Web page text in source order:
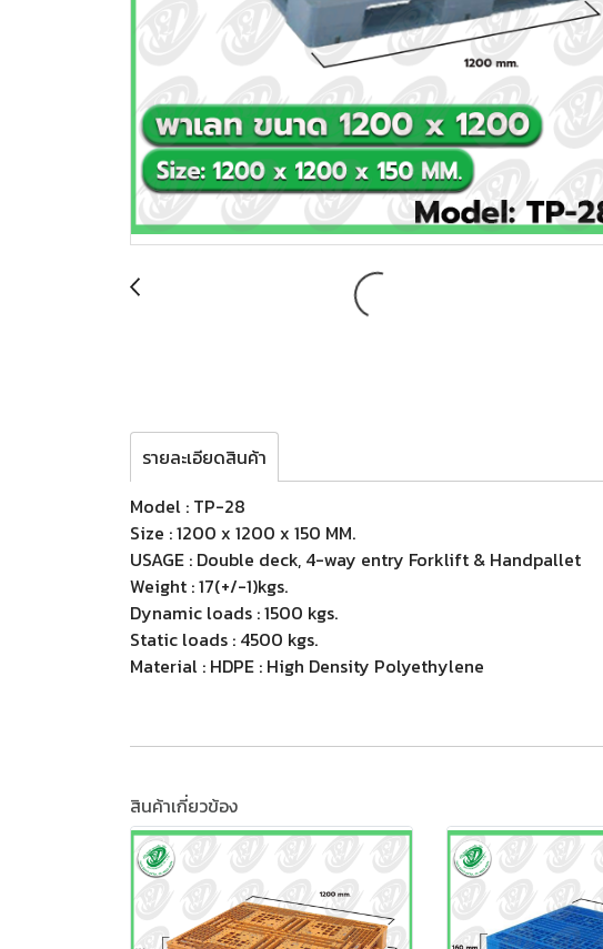
รายละเอียดสินค้า
Model : TP-28
Size : 1200 x 1200 x 150 MM.
USAGE : Double deck, 4-way entry Forklift & Handpallet
Weight : 17(+/-1)kgs.
Dynamic loads : 1500 kgs.
Static loads : 4500 kgs.
Material : HDPE : High Density Polyethylene
สินค้าเกี่ยวข้อง